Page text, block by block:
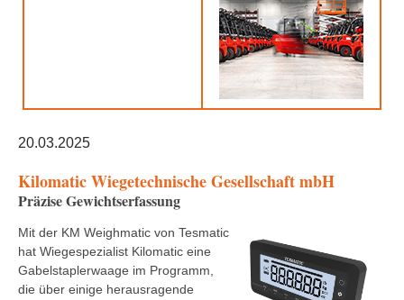
20.03.2025
Kilomatic Wiegetechnische Gesellschaft mbH
Präzise Gewichtserfassung
Mit der KM Weighmatic von Tesmatic
hat Wiegespezialist Kilomatic eine
Gabelstaplerwaage im Programm,
die über einige herausragende